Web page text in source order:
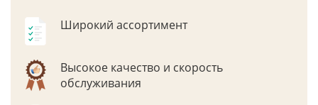
Широкий ассортимент
Высокое качество и скорость
обслуживания